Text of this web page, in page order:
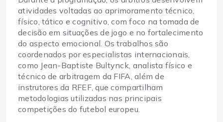
atividades voltadas ao aprimoramento técnico,
físico, tático e cognitivo, com foco na tomada de
decisão em situações de jogo e no fortalecimento
do aspecto emocional. Os trabalhos são
coordenados por especialistas internacionais,
como Jean-Baptiste Bultynck, analista físico e
técnico de arbitragem da FIFA, além de
instrutores da RFEF, que compartilham
metodologias utilizadas nas principais
competições do futebol europeu.